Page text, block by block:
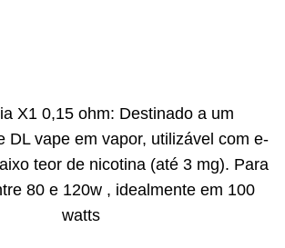
X1 0,15 ohm: Destinado a um
DL vape em vapor, utilizável com e-
teor de nicotina (até 3 mg). Para
80 e 120w , idealmente em 100
watts